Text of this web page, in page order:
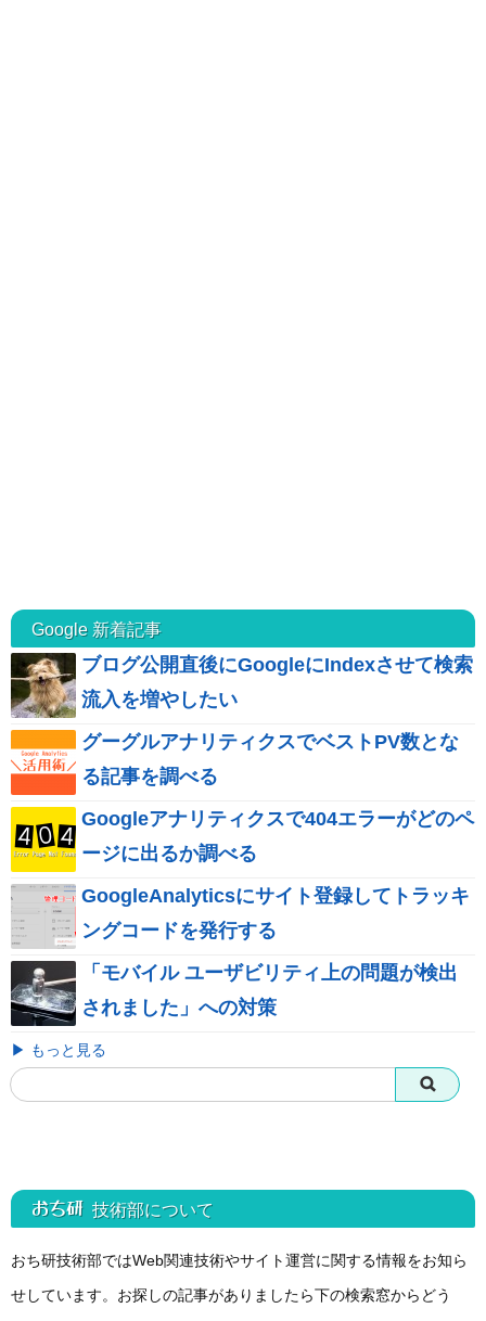
Google 新着記事
ブログ公開直後にGoogleにIndexさせて検索
流入を増やしたい
グーグルアナリティクスでベストPV数とな
る記事を調べる
Googleアナリティクスで404エラーがどのペ
ージに出るか調べる
GoogleAnalyticsにサイト登録してトラッキ
ングコードを発行する
「モバイル ユーザビリティ上の問題が検出
されました」への対策
▶ もっと見る
おち研 技術部について
おち研技術部ではWeb関連技術やサイト運営に関する情報をお知ら
せしています。お探しの記事がありましたら下の検索窓からどう